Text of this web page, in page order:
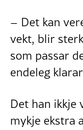
– Det kan
vekt, blir
som passar
endeleg
Det han
mykje ekstra